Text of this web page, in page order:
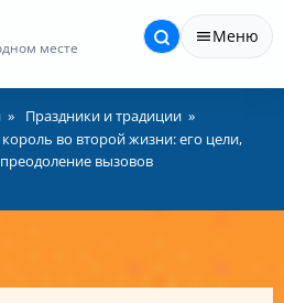
месте
Меню
Праздники и традиции
во второй жизни: его цели,
вызовов